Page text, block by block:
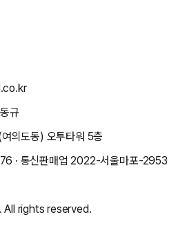
규
의도동) 오투타워 5층
· 통신판매업2022-서울마포-2953
All rights reserved.